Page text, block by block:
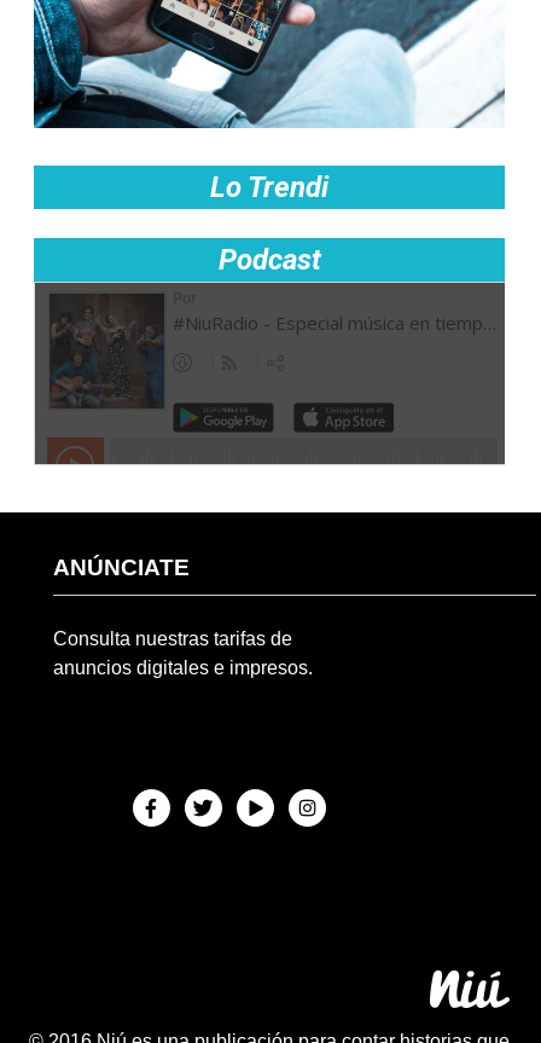
Lo Trendi
Podcast
ANÚNCIATE
Consulta nuestras tarifas de
anuncios digitales e impresos.